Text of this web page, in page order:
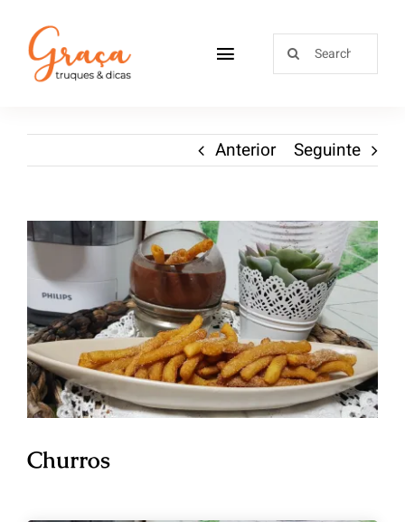
Receitas
Sobre
Loja
Blog
Contactos
Anterior Seguinte
Churros